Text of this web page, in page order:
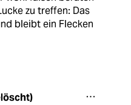
zu treffen: Das
bleibt ein Flecken